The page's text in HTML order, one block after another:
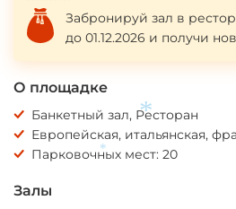
Забронируй зал в
до 01.12.2026 и получи
О площадке
Банкетный зал, Ресторан
Европейская, итальянская,
Парковочных мест: 20
Залы
*